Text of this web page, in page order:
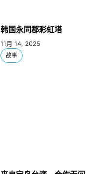
韩国永同郡彩虹塔
11月 14, 2025
故事